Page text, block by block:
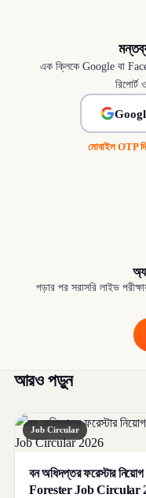
এক ক্লিকে Google বা
মোবাইল OTP
পড়ার পর সরাসরি লাইভ
আরও পড়ুন
Job Circular
বন অধিদপ্তর ফরেস্টার
Forester Job Circular